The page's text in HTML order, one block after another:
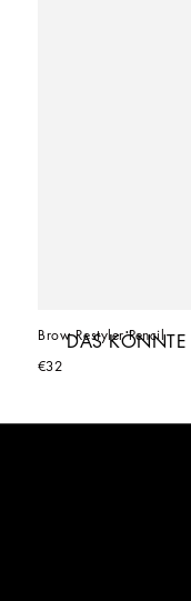
Brow Restyler Pencil
€32
DAS KÖNNTE